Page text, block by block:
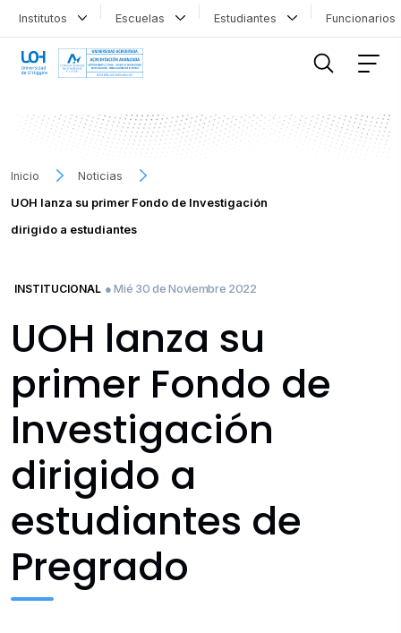
Institutos Escuelas Estudiantes
Inicio
Noticias
UOH lanza su primer Fondo de Investigación
dirigido a estudiantes
INSTITUCIONAL ● Mié 30 de Noviembre 2022
UOH lanza su
primer Fondo de
Investigación
dirigido a
estudiantes de
Pregrado